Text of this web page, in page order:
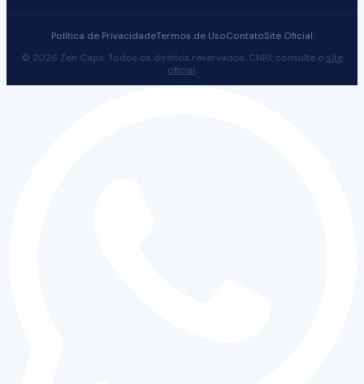
Política de PrivacidadeTermos de UsoContatoSite Oficial
© 2026 Zen Caps. Todos os direitos reservados. CNPJ: consulte o site
oficial.